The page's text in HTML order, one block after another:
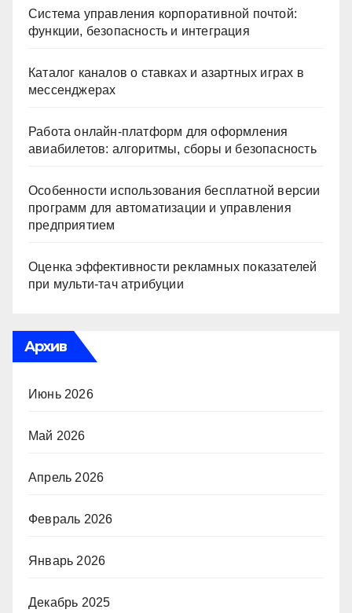
Система управления корпоративной почтой:
функции, безопасность и интеграция
Каталог каналов о ставках и азартных играх в
мессенджерах
Работа онлайн‑платформ для оформления
авиабилетов: алгоритмы, сборы и безопасность
Особенности использования бесплатной версии
программ для автоматизации и управления
предприятием
Оценка эффективности рекламных показателей
при мульти-тач атрибуции
Архив
Июнь 2026
Май 2026
Апрель 2026
Февраль 2026
Январь 2026
Декабрь 2025